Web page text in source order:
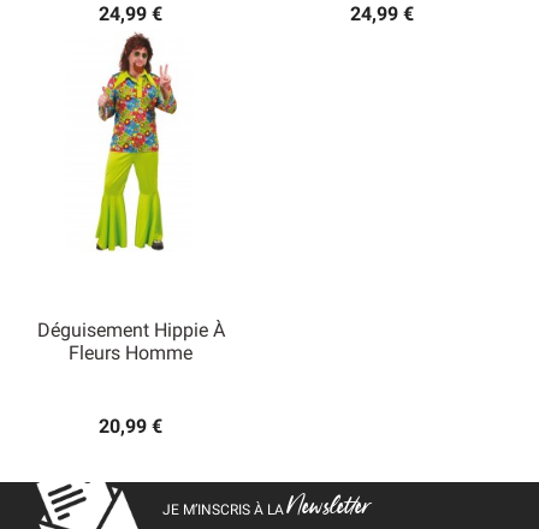
24,99 € 24,99 €
Déguisement Hippie À
Fleurs Homme
20,99 €
JE M’INSCRIS À LANewsletter